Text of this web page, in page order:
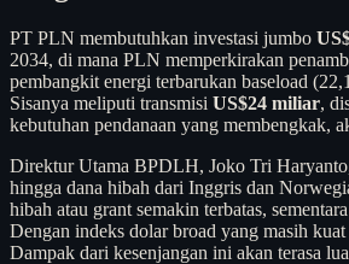
PT PLN membutuhkan investasi jumbo
2034, di mana PLN memperkirakan
pembangkit energi terbarukan baseload
Sisanya meliputi transmisi US$24 miliar,
kebutuhan pendanaan yang membengkak,
Direktur Utama BPDLH, Joko Tri
hingga dana hibah dari Inggris dan
hibah atau grant semakin terbatas,
Dengan indeks dolar broad yang masih
Dampak dari kesenjangan ini akan terasa